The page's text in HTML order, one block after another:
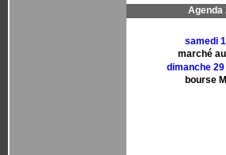
Agenda
samedi
marché
dimanche
bourse